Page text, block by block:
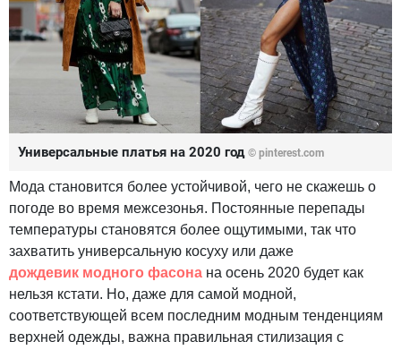
Универсальные платья на 2020 год © pinterest.com
Мода становится более устойчивой, чего не скажешь о
погоде во время межсезонья. Постоянные перепады
температуры становятся более ощутимыми, так что
захватить универсальную косуху или даже
дождевик модного фасона на осень 2020 будет как
нельзя кстати. Но, даже для самой модной,
соответствующей всем последним модным тенденциям
верхней одежды, важна правильная стилизация с